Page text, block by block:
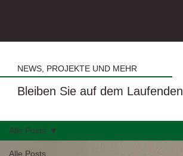
NEWS, PROJEKTE UND MEHR
Bleiben Sie auf dem Laufenden
Alle Posts
Alle Posts